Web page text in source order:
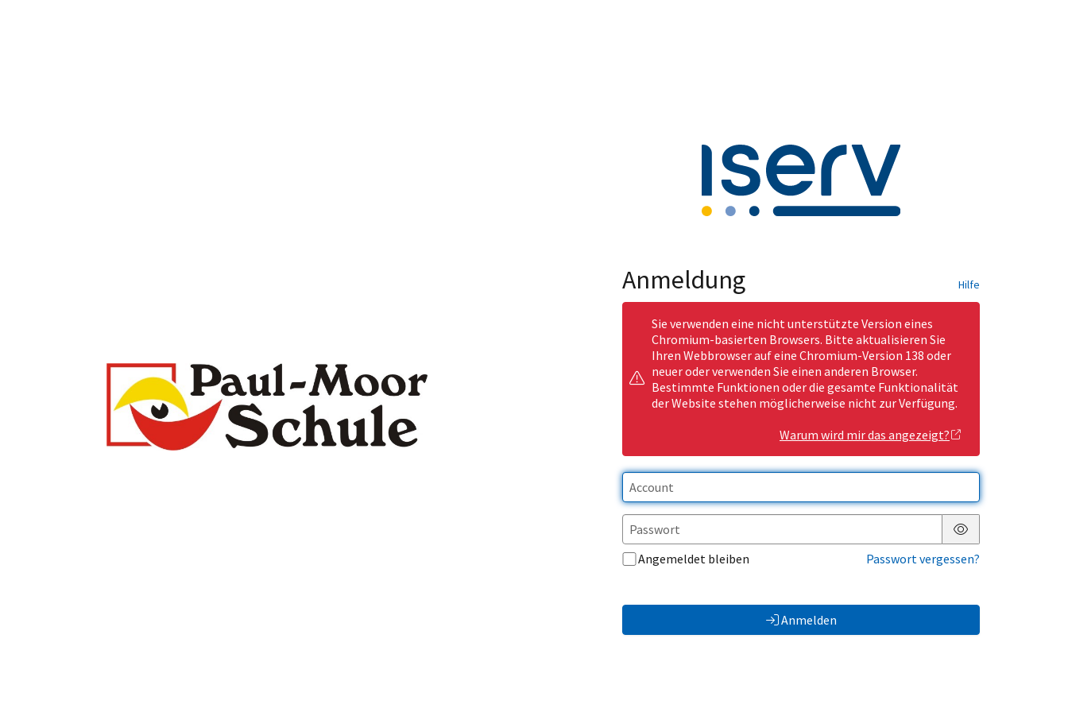
Anmeldung Hilfe
Sie verwenden eine nicht unterstützte Version eines
Chromium-basierten Browsers. Bitte aktualisieren Sie
Ihren Webbrowser auf eine Chromium-Version 138 oder
neuer oder verwenden Sie einen anderen Browser.
Bestimmte Funktionen oder die gesamte Funktionalität
der Website stehen möglicherweise nicht zur Verfügung.
Warum wird mir das angezeigt?
Passwort anzeigen
Angemeldet bleiben
Passwort vergessen?
Anmelden